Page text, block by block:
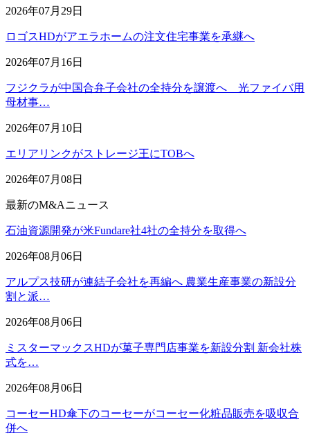
2026年07月29日
ロゴスHDがアエラホームの注文住宅事業を承継へ
2026年07月16日
フジクラが中国合弁子会社の全持分を譲渡へ 光ファイバ用
母材事…
2026年07月10日
エリアリンクがストレージ王にTOBへ
2026年07月08日
最新のM&Aニュース
石油資源開発が米Fundare社4社の全持分を取得へ
2026年08月06日
アルプス技研が連結子会社を再編へ 農業生産事業の新設分
割と派…
2026年08月06日
ミスターマックスHDが菓子専門店事業を新設分割 新会社株
式を…
2026年08月06日
コーセーHD傘下のコーセーがコーセー化粧品販売を吸収合
併へ